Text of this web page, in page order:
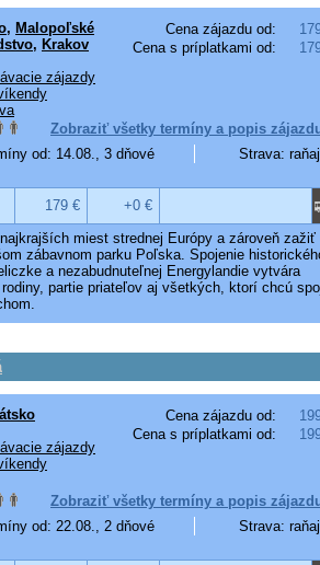
Cena zájazdu od:
Cena s príplatkami od:
, Malopoľské
, Krakov
zájazdy
Zobraziť všetky termíny a popis
od: 14.08., 3 dňové Strava:
179 €
+0 €
miest strednej Európy a zároveň zažiť
zábavnom parku Poľska. Spojenie
a nezabudnuteľnej Energylandie vytvára
partie priateľov aj všetkých, ktorí chcú
Cena zájazdu od:
Cena s príplatkami od:
zájazdy
Zobraziť všetky termíny a popis
od: 22.08., 2 dňové Strava: